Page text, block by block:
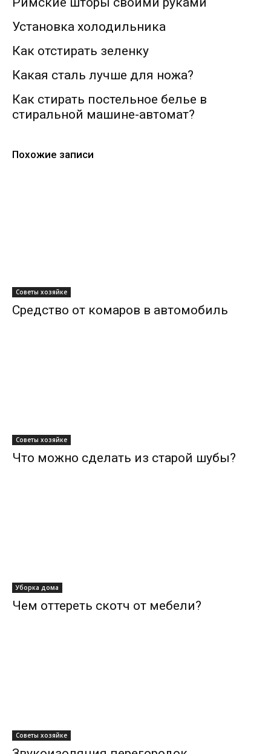
Установка холодильника
Как отстирать зеленку
Какая сталь лучше для ножа?
Как стирать постельное белье в
стиральной машине-автомат?
Похожие записи
Советы хозяйке
Средство от комаров в автомобиль
Советы хозяйке
Что можно сделать из старой шубы?
Уборка дома
Чем оттереть скотч от мебели?
Советы хозяйке